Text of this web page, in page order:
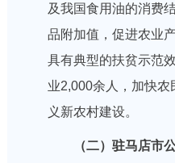
及我国食用油的消费
品附加值，促进农业
具有典型的扶贫示范
业2,000余人，加快
义新农村建设。
（二）驻马店市